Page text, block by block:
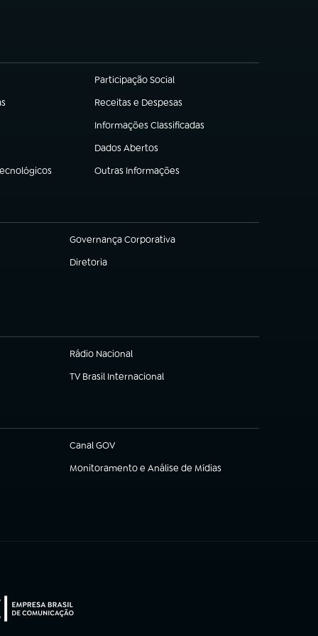
Participação Social
(abre em nova aba)
Receitas e Despesas
(abre em nova aba)
Informações Classificadas
(abre em nova aba)
Dados Abertos
(abre em nova aba)
Outras Informações
(abre em nova aba)
Governança Corporativa
(abre em nova aba)
Diretoria
(abre em nova aba)
Rádio Nacional
TV Brasil Internacional
(abre em nova aba)
Canal GOV
(abre em nova aba)
Monitoramento e Análise de Mídias
(abre em nova aba)